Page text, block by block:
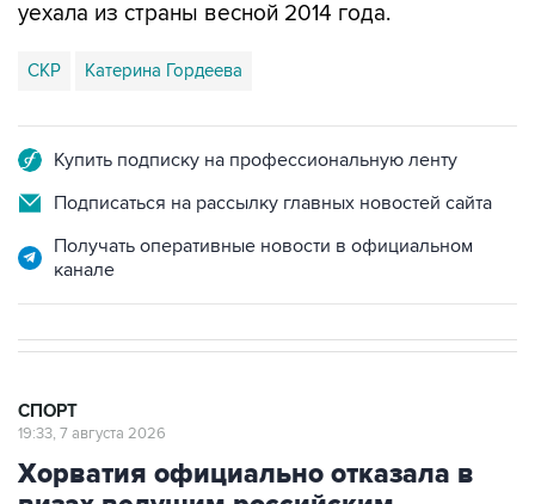
СКР Катерина Гордеева
Подписаться на рассылку главных новостей сайта
Получать оперативные новости в официальном
Хорватия официально отказала в
визах ведущим российским
гимнасткам для участия в ЧЕ